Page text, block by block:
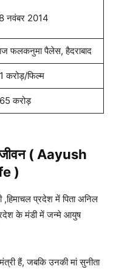
नवंबर 2014
फलकनुमा पैलेस, हैदराबाद
करोड़/फिल्म
करोड़
जीवन ( Aayush
)
प्रदेश में पिता अनिल
प्रदेश के मंडी में जन्मे आयुष
हैं, जबकि उनकी मां सुनीता